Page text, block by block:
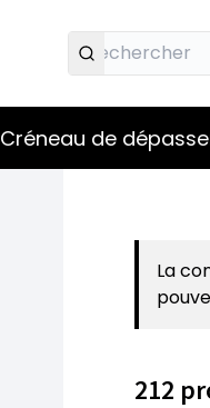
Créneau de
La
212